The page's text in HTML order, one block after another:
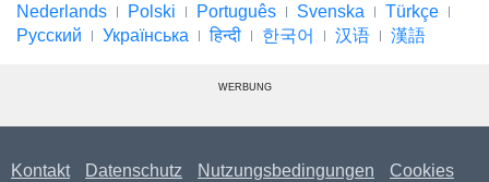
Nederlands
Polski Português Svenska
Türkçe
Русский
Українська हिन्दी 한국어 汉语 漢語
WERBUNG
Kontakt Datenschutz Nutzungsbedingungen Cookies